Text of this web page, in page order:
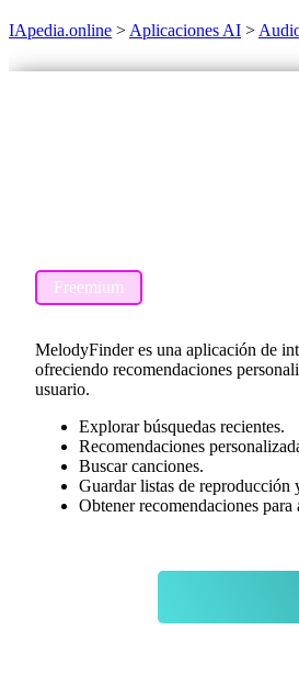
IApedia.online >Aplicaciones AI >
Freemium
MelodyFinder es una aplicación de
ofreciendo recomendaciones
usuario.
Explorar búsquedas recientes.
Recomendaciones
Buscar canciones.
Guardar listas de reproducción
Obtener recomendaciones para